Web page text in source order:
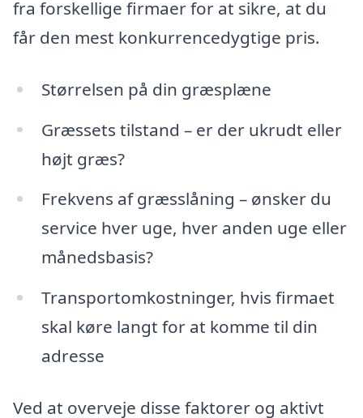
fra forskellige firmaer for at sikre, at du
får den mest konkurrencedygtige pris.
Størrelsen på din græsplæne
Græssets tilstand – er der ukrudt eller
højt græs?
Frekvens af græsslåning – ønsker du
service hver uge, hver anden uge eller
månedsbasis?
Transportomkostninger, hvis firmaet
skal køre langt for at komme til din
adresse
Ved at overveje disse faktorer og aktivt